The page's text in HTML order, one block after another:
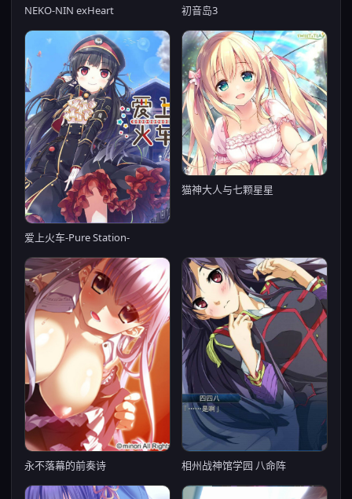
NEKO-NIN exHeart 初音岛3
爱上火车-Pure Station-
猫神大人与七颗星星
永不落幕的前奏诗 相州战神馆学园 八命阵